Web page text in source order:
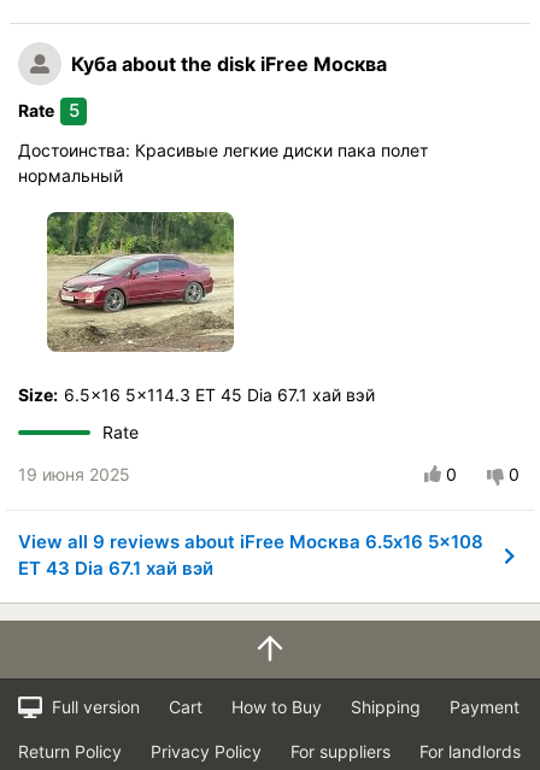
Куба about the disk iFree Москва
Rate 5
Достоинства: Красивые легкие диски пака полет
нормальный
Size: 6.5x16 5x114.3 ET 45 Dia 67.1 хай вэй
Rate
19 июня 2025 0 0
View all 9 reviews about iFree Москва 6.5x16 5x108
ET 43 Dia 67.1 хай вэй
Full version Cart How to Buy Shipping Payment
Return Policy Privacy Policy For suppliers For landlords